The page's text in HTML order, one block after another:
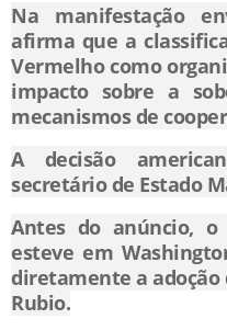
Na manifestação
afirma que a
Vermelho como
impacto sobre a
mecanismos de
A decisão
secretário de Estado
Antes do anúncio, o
esteve em
diretamente a
Rubio.